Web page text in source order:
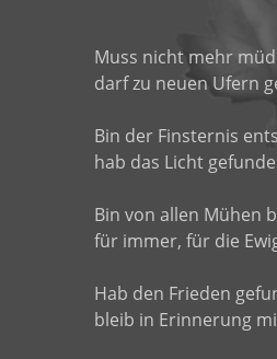
Muss nicht mehr
darf zu neuen Ufern
Bin der Finsternis
hab das Licht
Bin von allen Mühen
für immer, für die
Hab den Frieden
bleib in Erinnerung